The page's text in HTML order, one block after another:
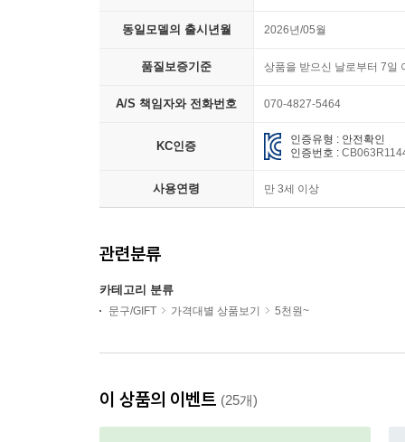
동일모델의 출시년월 2026년/05월
품질보증기준 상품을 받으신 날로부터 7일
A/S 책임자와 전화번호 070-4827-5464
KC인증
인증유형 : 안전확인
인증번호 :
사용연령 만 3세 이상
관련분류
카테고리 분류
문구/GIFT 가격대별 상품보기 5천원~
이 상품의 이벤트 (25개)